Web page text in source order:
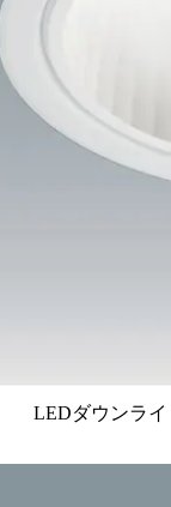
LEDダウンラ